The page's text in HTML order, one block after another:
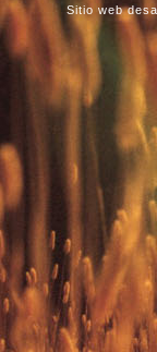
Sitio web